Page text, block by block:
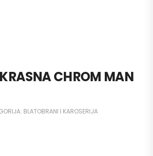
CHROM MAN
BLATOBRANI I KAROSERIJA